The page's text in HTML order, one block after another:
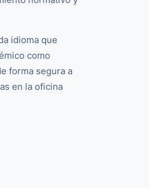
idioma que
como
forma segura a
en la oficina